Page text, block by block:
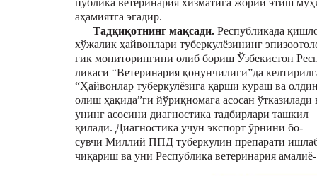
публика ветеринария хизматига жорий этиш
аҳамиятга эгадир.
Тадқиқотнинг мақсади. Республикада
хўжалик ҳайвонлари туберкулёзининг
гик мониторингини олиб бориш Ўзбекистон
ликаси “Ветеринария қонунчилиги”да
“Ҳайвонлар туберкулёзига қарши кураш ва
олиш ҳақида”ги йўриқномага асосан ўтказилади
унинг асосини диагностика тадбирлари ташкил
қилади. Диагностика учун экспорт ўрнини бо-
сувчи Миллий ППД туберкулин препарати
чиқариш ва уни Республика ветеринария амалиё-